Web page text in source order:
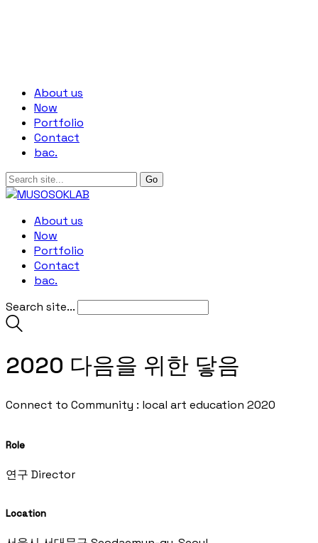
About us
Now
Portfolio
Contact
bac.
About us
Now
Portfolio
Contact
bac.
Search site...
2020 다음을 위한 닿음
Connect to Community : local art education 2020
Role
연구 Director
Location